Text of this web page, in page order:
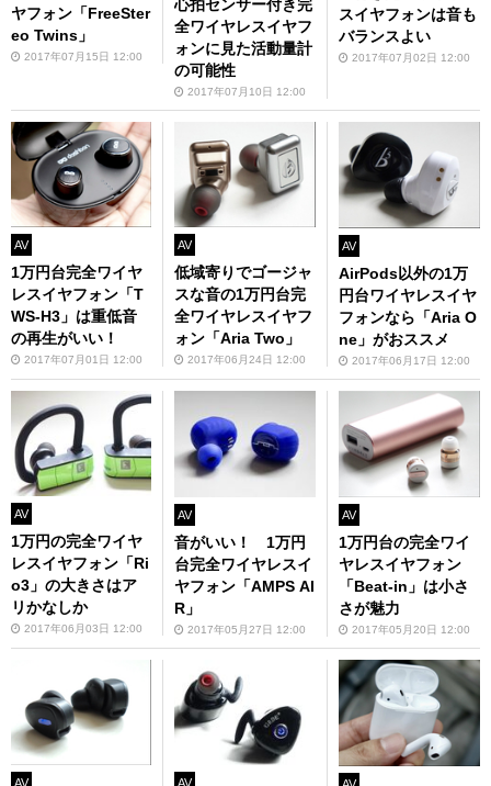
ヤフォン「FreeSter
eo Twins」
2017年07月15日 12:00
心拍センサー付き完
全ワイヤレスイヤフ
ォンに見た活動量計
の可能性
2017年07月10日 12:00
スイヤフォンは音も
バランスよい
2017年07月02日 12:00
AV
1万円台完全ワイヤ
レスイヤフォン「T
WS-H3」は重低音
の再生がいい！
2017年07月01日 12:00
AV
低域寄りでゴージャ
スな音の1万円台完
全ワイヤレスイヤフ
ォン「Aria Two」
2017年06月24日 12:00
AV
AirPods以外の1万
円台ワイヤレスイヤ
フォンなら「Aria O
ne」がおススメ
2017年06月17日 12:00
AV
1万円の完全ワイヤ
レスイヤフォン「Ri
o3」の大きさはア
リかなしか
2017年06月03日 12:00
AV
音がいい！ 1万円
台完全ワイヤレスイ
ヤフォン「AMPS AI
R」
2017年05月27日 12:00
AV
1万円台の完全ワイ
ヤレスイヤフォン
「Beat-in」は小さ
さが魅力
2017年05月20日 12:00
AV AV